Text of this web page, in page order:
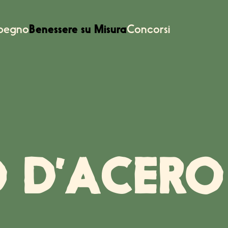
Benessere su MisuraConcorsi
D’ACERO